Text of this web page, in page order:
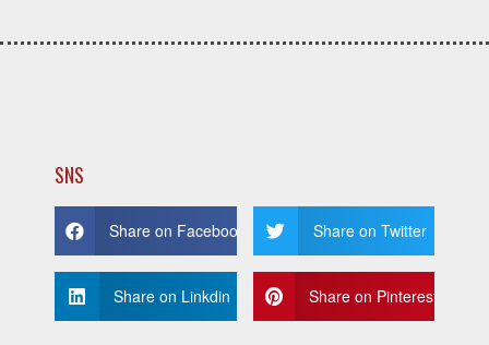
SNS
Share on Facebook Share on Twitter
Share on Linkdin Share on Pinterest